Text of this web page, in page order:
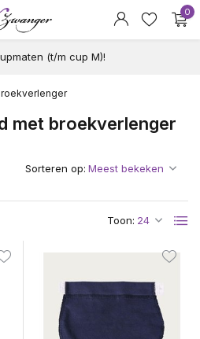
0
(t/m cup M)!
met broekverlenger
Toon:
Sorteren op: